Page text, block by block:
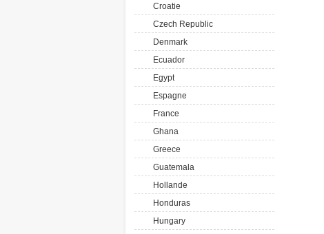
Croatie
Czech Republic
Denmark
Ecuador
Egypt
Espagne
France
Ghana
Greece
Guatemala
Hollande
Honduras
Hungary